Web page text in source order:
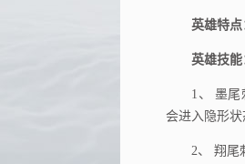
英雄特点
英雄技能
1、 墨尾刺
会进入隐形状
2、 翔尾刺